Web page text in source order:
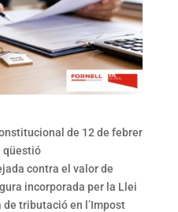
de 12 de febrer
qüestió
contra el valor de
incorporada per la Llei
tributació en l’Impost